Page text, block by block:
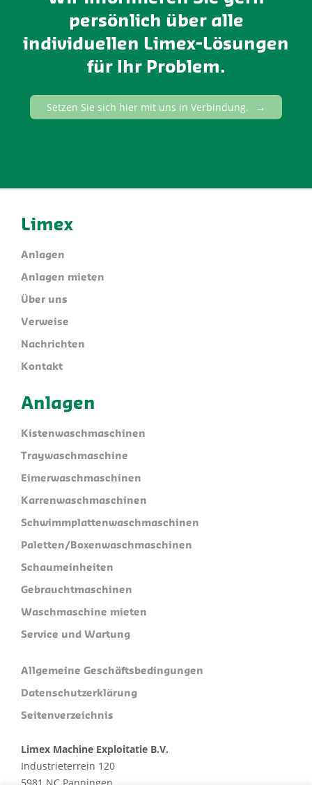
persönlich über alle
individuellen Limex-Lösungen
für Ihr Problem.
Setzen Sie sich hier mit uns in Verbindung.
Limex
Anlagen
Anlagen mieten
Über uns
Verweise
Nachrichten
Kontakt
Anlagen
Kistenwaschmaschinen
Traywaschmaschine
Eimerwaschmaschinen
Karrenwaschmaschinen
Schwimmplattenwaschmaschinen
Paletten/Boxenwaschmaschinen
Schaumeinheiten
Gebrauchtmaschinen
Waschmaschine mieten
Service und Wartung
Allgemeine Geschäftsbedingungen
Datenschutzerklärung
Seitenverzeichnis
Limex Machine Exploitatie B.V.
Industrieterrein 120